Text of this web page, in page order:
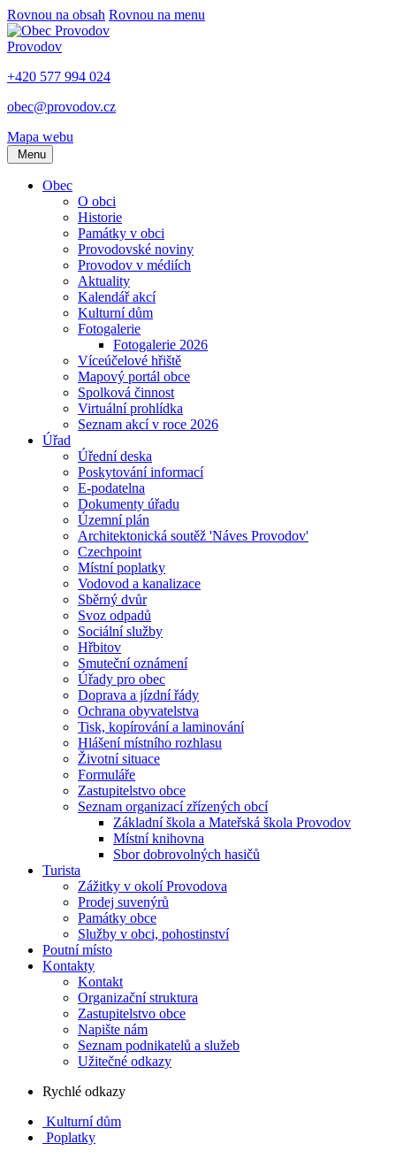
Rovnou na obsah Rovnou na menu
Provodov
+420 577 994 024
obec@provodov.cz
Mapa webu
Menu
Obec
O obci
Historie
Památky v obci
Provodovské noviny
Provodov v médiích
Aktuality
Kalendář akcí
Kulturní dům
Fotogalerie
Fotogalerie 2026
Víceúčelové hřiště
Mapový portál obce
Spolková činnost
Virtuální prohlídka
Seznam akcí v roce 2026
Úřad
Úřední deska
Poskytování informací
E-podatelna
Dokumenty úřadu
Územní plán
Architektonická soutěž 'Náves Provodov'
Czechpoint
Místní poplatky
Vodovod a kanalizace
Sběrný dvůr
Svoz odpadů
Sociální služby
Hřbitov
Smuteční oznámení
Úřady pro obec
Doprava a jízdní řády
Ochrana obyvatelstva
Tisk, kopírování a laminování
Hlášení místního rozhlasu
Životní situace
Formuláře
Zastupitelstvo obce
Seznam organizací zřízených obcí
Základní škola a Mateřská škola Provodov
Místní knihovna
Sbor dobrovolných hasičů
Turista
Zážitky v okolí Provodova
Prodej suvenýrů
Památky obce
Služby v obci, pohostinství
Poutní místo
Kontakty
Kontakt
Organizační struktura
Zastupitelstvo obce
Napište nám
Seznam podnikatelů a služeb
Užitečné odkazy
Rychlé odkazy
Kulturní dům
Poplatky